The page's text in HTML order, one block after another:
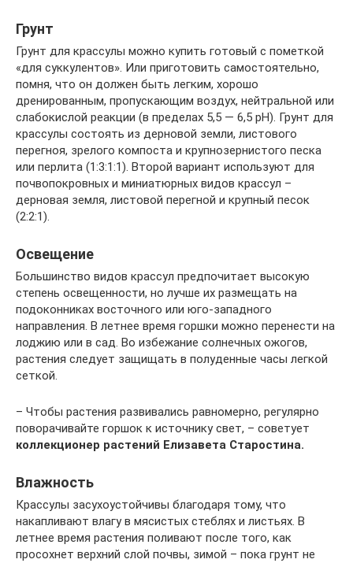
Грунт
Грунт для крассулы можно купить готовый с пометкой
«для суккулентов». Или приготовить самостоятельно,
помня, что он должен быть легким, хорошо
дренированным, пропускающим воздух, нейтральной или
слабокислой реакции (в пределах 5,5 — 6,5 pH). Грунт для
крассулы состоять из дерновой земли, листового
перегноя, зрелого компоста и крупнозернистого песка
или перлита (1:3:1:1). Второй вариант используют для
почвопокровных и миниатюрных видов крассул –
дерновая земля, листовой перегной и крупный песок
(2:2:1).
Освещение
Большинство видов крассул предпочитает высокую
степень освещенности, но лучше их размещать на
подоконниках восточного или юго-западного
направления. В летнее время горшки можно перенести на
лоджию или в сад. Во избежание солнечных ожогов,
растения следует защищать в полуденные часы легкой
сеткой.
– Чтобы растения развивались равномерно, регулярно
поворачивайте горшок к источнику свет, – советует
коллекционер растений Елизавета Старостина.
Влажность
Крассулы засухоустойчивы благодаря тому, что
накапливают влагу в мясистых стеблях и листьях. В
летнее время растения поливают после того, как
просохнет верхний слой почвы, зимой – пока грунт не